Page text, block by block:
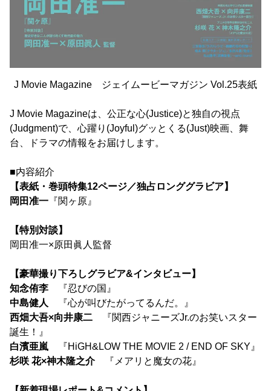
J Movie Magazine ジェイムービーマガジン Vol.25表紙
J Movie Magazineは、公正な心(Justice)と独自の視点
(Judgment)で、心躍り(Joyful)グッとくる(Just)映画、舞
台、ドラマの情報をお届けします。
■内容紹介
【表紙・巻頭特集12ページ／独占ロンググラビア】
岡田准一 『関ヶ原』
【特別対談】
岡田准一×原田眞人監督
【豪華撮り下ろしグラビア&インタビュー】
知念侑李 『忍びの国』
中島健人
『心が叫びたがってるんだ。』
西畑大吾×向井康二 『関西ジャニーズJr.のお笑いスター
誕生！』
白濱亜嵐 『HiGH&LOW THE MOVIE 2 / END OF SKY』
杉咲 花×神木隆之介『メアリと魔女の花』